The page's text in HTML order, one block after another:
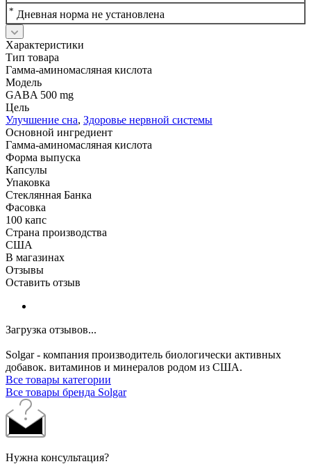
* Дневная норма не установлена
Характеристики
Тип товара
Гамма-аминомасляная кислота
Модель
GABA 500 mg
Цель
Улучшение сна, Здоровье нервной системы
Основной ингредиент
Гамма-аминомасляная кислота
Форма выпуска
Капсулы
Упаковка
Стеклянная Банка
Фасовка
100 капс
Страна производства
США
В магазинах
Отзывы
Оставить отзыв
Загрузка отзывов...
Solgar - компания производитель биологически активных
добавок. витаминов и минералов родом из США.
Все товары категории
Все товары бренда Solgar
Нужна консультация?